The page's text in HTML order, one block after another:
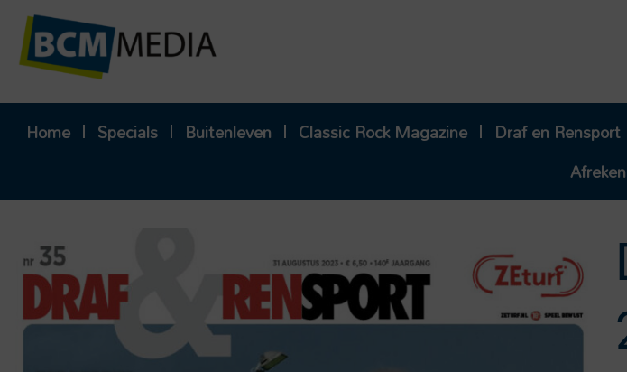
naar
Home Specials Buitenleven Classic Rock Magazine Draf en Rensport